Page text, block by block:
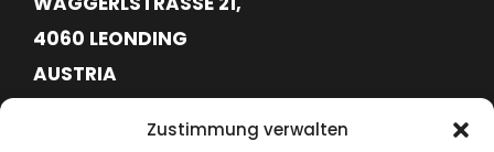
Zustimmung verwalten
4060 LEONDING
AUSTRIA
ATU76715645